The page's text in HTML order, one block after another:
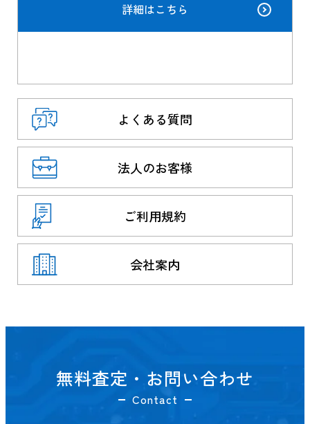
詳細はこちら
よくある質問
法人のお客様
ご利用規約
会社案内
無料査定・お問い合わせ
Contact